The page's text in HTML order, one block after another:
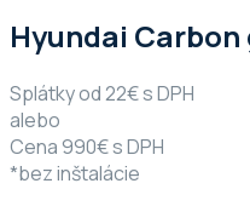
Hyundai Carbon
Splátky od 22€ s DPH
alebo
Cena 990€ s DPH
*bez inštalácie